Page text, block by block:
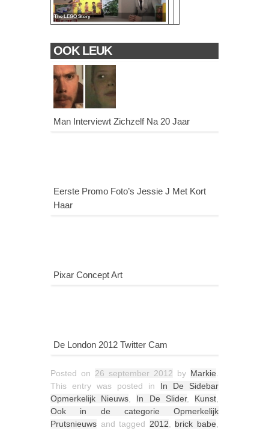
The LEGO Story
OOK LEUK
Man Interviewt Zichzelf Na 20 Jaar
Eerste Promo Foto’s Jessie J Met Kort
Haar
Pixar Concept Art
De London 2012 Twitter Cam
Posted on 26 september 2012 by Markie.
This entry was posted in In De Sidebar
Opmerkelijk Nieuws, In De Slider, Kunst,
Ook in de categorie Opmerkelijk
Prutsnieuws and tagged 2012, brick babe,